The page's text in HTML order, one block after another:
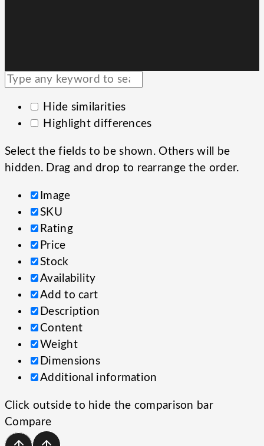
Hide similarities
Highlight differences
Select the fields to be shown. Others will be
hidden. Drag and drop to rearrange the order.
Image
SKU
Rating
Price
Stock
Availability
Add to cart
Description
Content
Weight
Dimensions
Additional information
Click outside to hide the comparison bar
Compare